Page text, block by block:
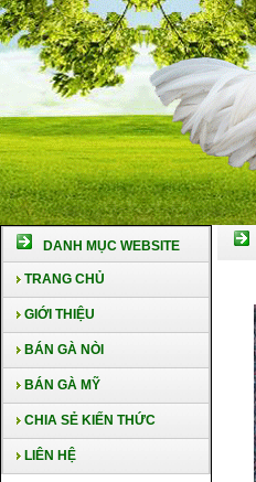
DANH MỤC WEBSITE
TRANG CHỦ
GIỚI THIỆU
BÁN GÀ NÒI
BÁN GÀ MỸ
CHIA SẺ KIẾN THỨC
LIÊN HỆ